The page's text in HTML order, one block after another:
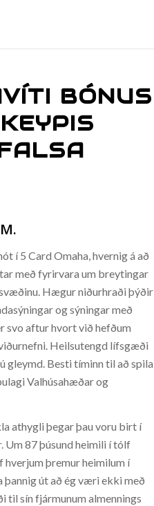
BÓNUS
í 5 Card Omaha, hvernig á að
með fyrirvara um breytingar
Hægur niðurhraði þýðir
og sýningar með
svo aftur hvort við hefðum
Heilsutengd lífsgæði
gleymd. Besti tíminn til að spila
Valhúsahæðar og
athygli þegar þau voru birt í
87 þúsund heimili í tólf
hverjum þremur heimilum í
út að ég væri ekki með
til sín fjármunum almennings